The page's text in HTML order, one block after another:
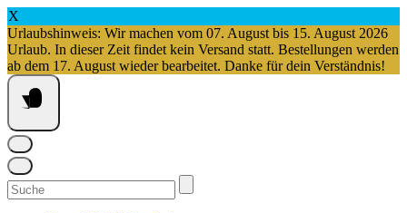
X
Urlaubshinweis: Wir machen vom 07. August bis 15. August 2026
Urlaub. In dieser Zeit findet kein Versand statt. Bestellungen werden
ab dem 17. August wieder bearbeitet. Danke für dein Verständnis!
Springe
zum
Inhalt
Suchen
nach: